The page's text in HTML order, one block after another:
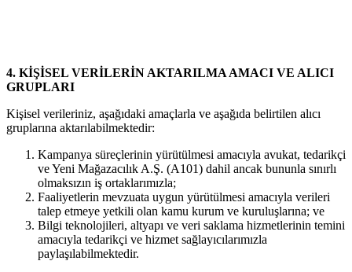
4. KİŞİSEL VERİLERİN AKTARILMA AMACI VE ALICI
GRUPLARI
Kişisel verileriniz, aşağıdaki amaçlarla ve aşağıda belirtilen alıcı
gruplarına aktarılabilmektedir:
Kampanya süreçlerinin yürütülmesi amacıyla avukat, tedarikçi
ve Yeni Mağazacılık A.Ş. (A101) dahil ancak bununla sınırlı
olmaksızın iş ortaklarımızla;
Faaliyetlerin mevzuata uygun yürütülmesi amacıyla verileri
talep etmeye yetkili olan kamu kurum ve kuruluşlarına; ve
Bilgi teknolojileri, altyapı ve veri saklama hizmetlerinin temini
amacıyla tedarikçi ve hizmet sağlayıcılarımızla
paylaşılabilmektedir.